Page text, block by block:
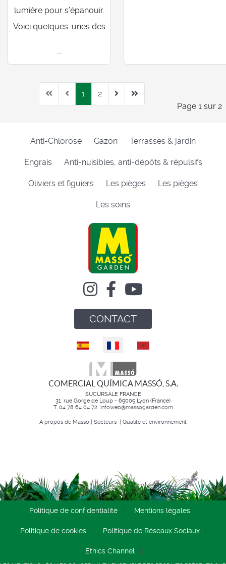
lumière pour s’épanouir.
Voici quelques-unes des
...
Page 1 sur 2
1 2
Anti-Chlorose Gazon Terrasses & jardin
Engrais Anti-nuisibles, anti-dépôts & répulsifs
Oliviers et figuiers Les pièges Les pièges
Les soins
CONTACT
Sélectionnez votre langue
COMERCIAL QUÍMICA MASSÓ, S.A.
SUCURSALE FRANCE
31, rue Gorge de Loup - 69009 Lyon (France)
T. 04 78 64 04 72 infoweb@massogarden.com
À propos de Massó | Secteurs | Qualité et environnement
Politique de confidentialité Mentions légales
Politique de cookies Politique de Réseaux Sociaux
Ethics Channel